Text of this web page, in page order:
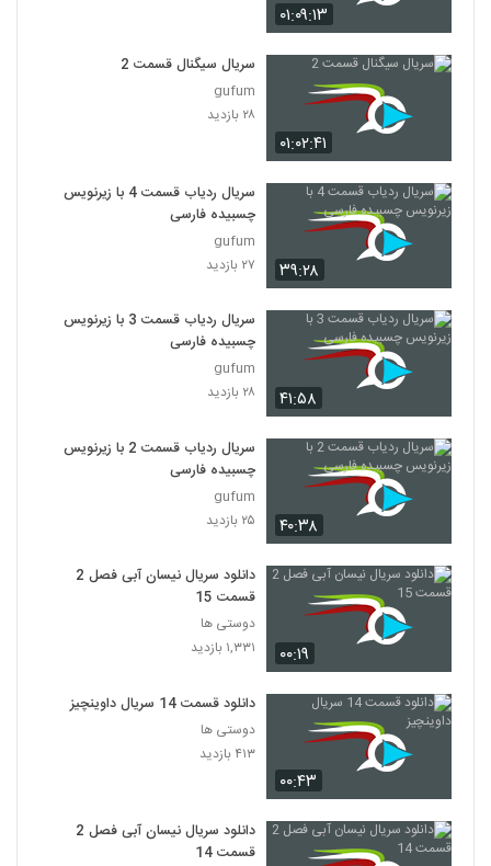
۰۱:۰۹:۱۳
۰۱:۰۲:۴۱
سریال سیگنال قسمت 2
gufum
۲۸ بازدید
۳۹:۲۸
سریال ردیاب قسمت 4 با زیرنویس
چسبیده فارسی
gufum
۲۷ بازدید
۴۱:۵۸
سریال ردیاب قسمت 3 با زیرنویس
چسبیده فارسی
gufum
۲۸ بازدید
۴۰:۳۸
سریال ردیاب قسمت 2 با زیرنویس
چسبیده فارسی
gufum
۲۵ بازدید
۰۰:۱۹
دانلود سریال نیسان آبی فصل 2
قسمت 15
دوستی ها
۱,۳۳۱ بازدید
۰۰:۴۳
دانلود قسمت 14 سریال داوینچیز
دوستی ها
۴۱۳ بازدید
دانلود سریال نیسان آبی فصل 2
قسمت 14